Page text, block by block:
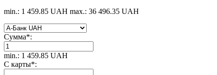
min.: 1 459.85 UAH max.: 36 496.35 UAH
Сумма*:
min.: 1 459.85 UAH
С карты*: